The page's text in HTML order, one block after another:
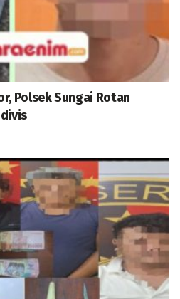
Polsek Sungai Rotan